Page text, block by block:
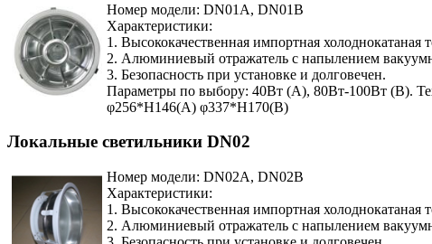
Номер модели: DN01A, DN01B
Характеристики:
1. Высококачественная импортная холоднокатаная
2. Алюминиевый отражатель с напылением
3. Безопасность при установке и долговечен.
Параметры по выбору: 40Вт (A), 80Вт-100Вт (B).
φ256*H146(A) φ337*H170(B)
Локальные светильники DN02
Номер модели: DN02A, DN02B
Характеристики:
1. Высококачественная импортная холоднокатаная
2. Алюминиевый отражатель с напылением